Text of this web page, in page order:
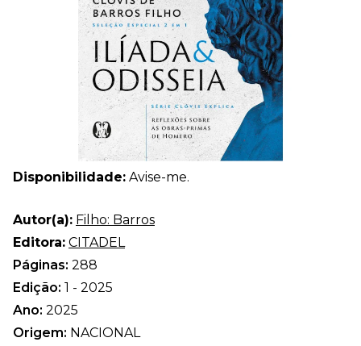
Disponibilidade: Avise-me.
Autor(a): Filho: Barros
Editora: CITADEL
Páginas: 288
Edição: 1 - 2025
Ano: 2025
Origem: NACIONAL